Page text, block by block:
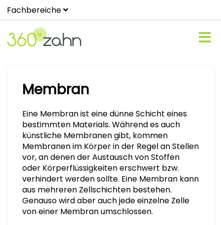
Fachbereiche
Membran
Eine Membran ist eine dünne Schicht eines
bestimmten Materials. Während es auch
künstliche Membranen gibt, kommen
Membranen im Körper in der Regel an Stellen
vor, an denen der Austausch von Stoffen
oder Körperflüssigkeiten erschwert bzw.
verhindert werden sollte. Eine Membran kann
aus mehreren Zellschichten bestehen.
Genauso wird aber auch jede einzelne Zelle
von einer Membran umschlossen.